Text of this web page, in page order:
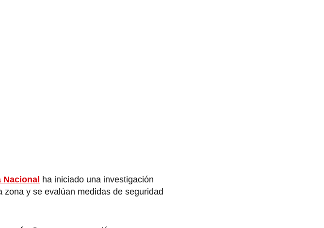
Nacional ha iniciado una investigación
y se evalúan medidas de seguridad